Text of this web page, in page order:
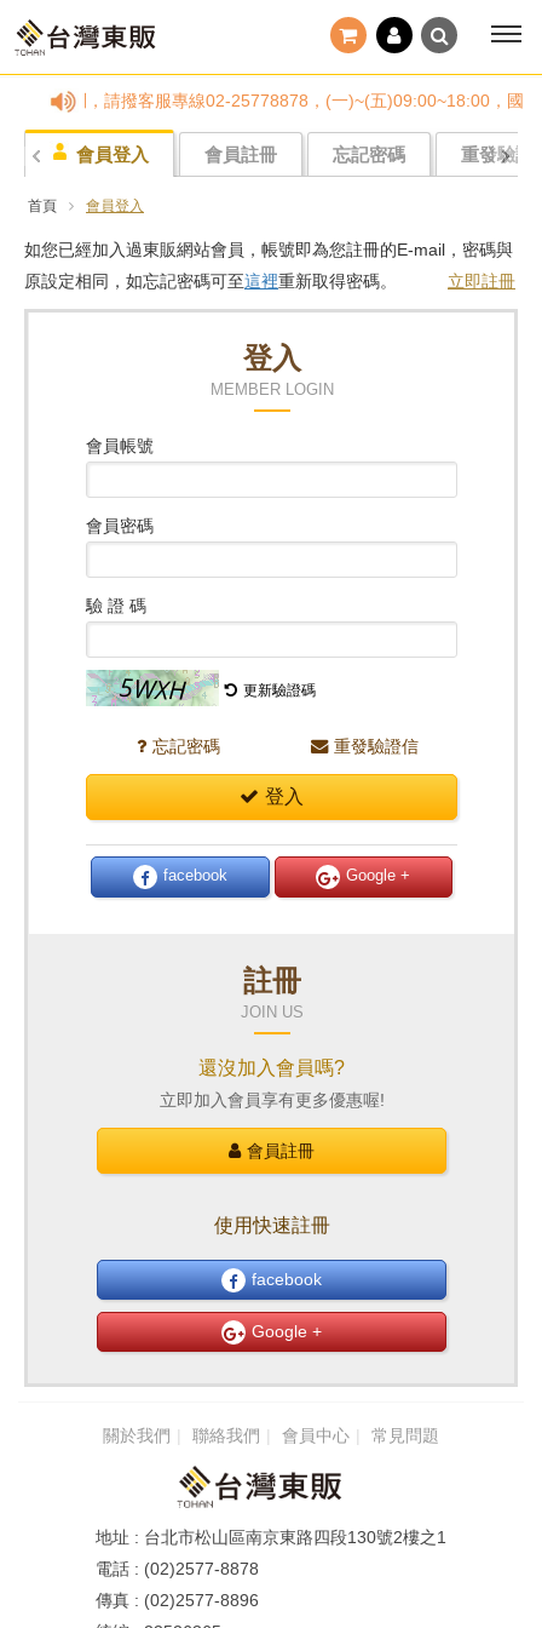
任何疑問，請撥客服專線02-25778878，(一)~(五)09:00~18:00，國
會員登入 會員註冊 忘記密碼 重發驗證
首頁 會員登入
如您已經加入過東販網站會員，帳號即為您註冊的E-mail，密碼與
原設定相同，如忘記密碼可至這裡重新取得密碼。 立即註冊
登入
MEMBER LOGIN
會員帳號
會員密碼
驗 證 碼
更新驗證碼
忘記密碼 重發驗證信
登入
facebook Google +
註冊
JOIN US
還沒加入會員嗎?
立即加入會員享有更多優惠喔!
會員註冊
使用快速註冊
facebook
Google +
關於我們 聯絡我們 會員中心 常見問題
台北市松山區南京東路四段130號2樓之1
(02)2577-8878
(02)2577-8896